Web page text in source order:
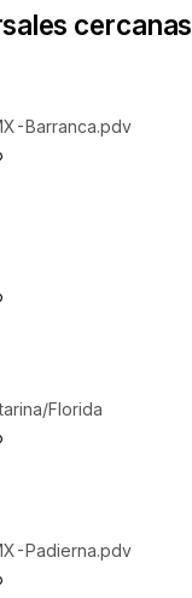
cercanas
Barranca.pdv
Florida
Padierna.pdv